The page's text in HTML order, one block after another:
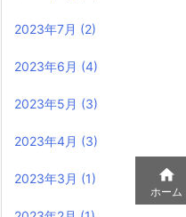
2023年7月 (2)
2023年6月 (4)
2023年5月 (3)
2023年4月 (3)
2023年3月 (1) 
ホーム